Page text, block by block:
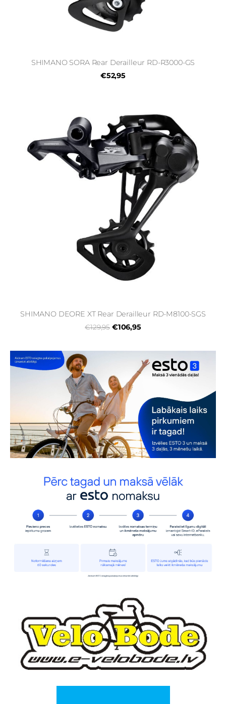
SHIMANO SORA Rear Derailleur RD-R3000-GS
€52,95
SHIMANO DEORE XT Rear Derailleur RD-M8100-SGS
€129,95 €106,95